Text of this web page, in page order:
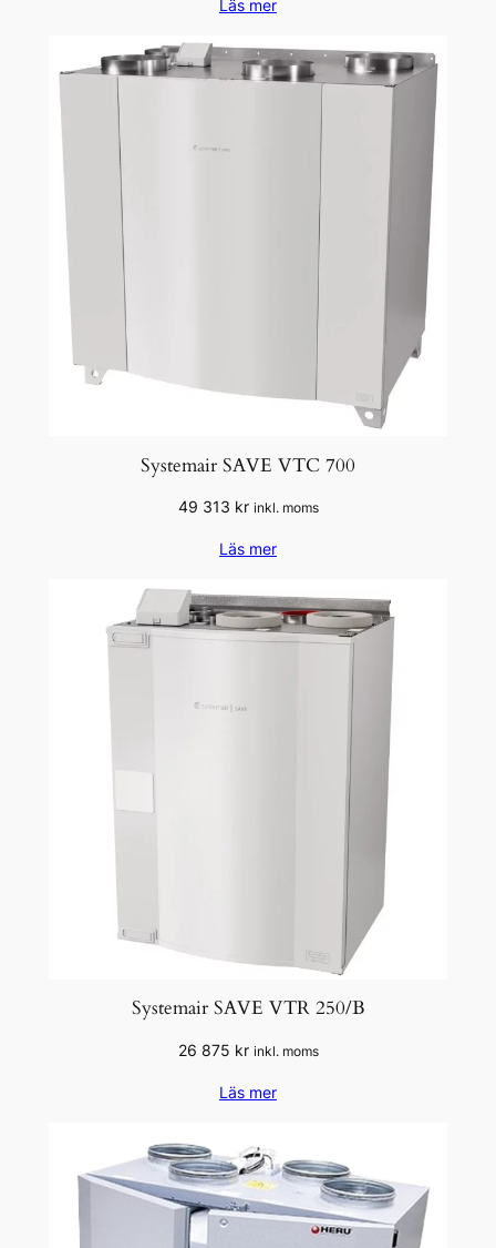
Läs mer
Systemair SAVE VTC 700
49 313 kr inkl. moms
Läs mer
Systemair SAVE VTR 250/B
26 875 kr inkl. moms
Läs mer